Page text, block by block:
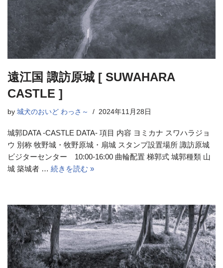
遠江国 諏訪原城 [ SUWAHARA
CASTLE ]
by 城犬のおいど わっさ～ 2024年11月28日
城郭DATA -CASTLE DATA- 項目 内容 ヨミカナ スワハラジョ
ウ 別称 牧野城・牧野原城・扇城 スタンプ設置場所 諏訪原城
ビジターセンター 10:00-16:00 曲輪配置 梯郭式 城郭種類 山
城 築城者 … 続きを読む »